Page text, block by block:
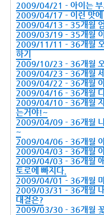
2009/04/21 - 아이는 부
2009/04/17 - 이런 맛에
2009/04/13 - 35개월
2009/03/19 - 35개월
2009/11/11 - 36개월 오
하기
2009/10/23 - 36개월 오
2009/04/23 - 36개월 세
2009/04/22 - 36개월 아
2009/04/16 - 36개월 다
2009/04/10 - 36개월 자
는거야!~
2009/04/09 - 36개월 나
~
2009/04/06 - 36개월
2009/04/03 - 36개월
2009/04/03 - 36개월
토로에 빠지다.
2009/04/01 - 36개월
2009/03/31 - 36개월 내
대결은?
2009/03/30 - 36개월